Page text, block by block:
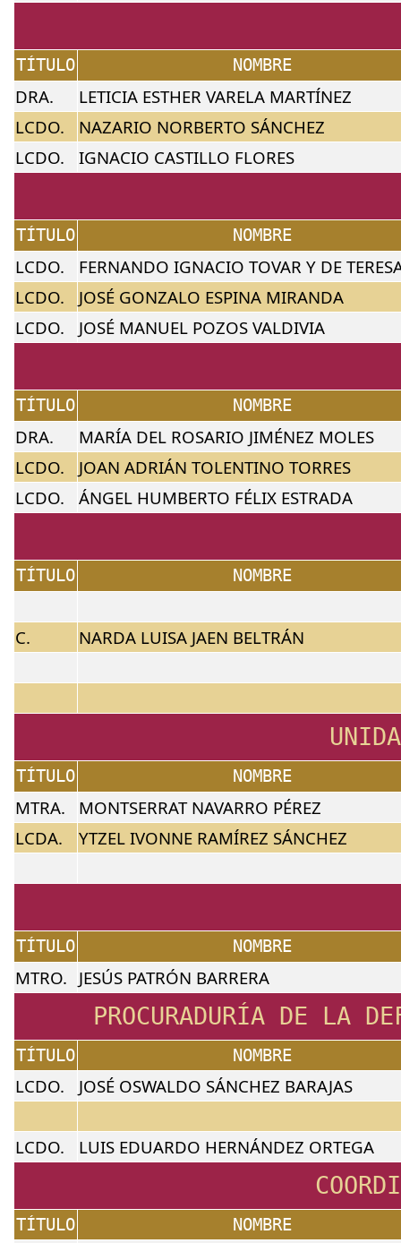
TÍTULO NOMBRE
DRA.
LETICIA ESTHER VARELA MARTÍNEZ
LCDO.
NAZARIO NORBERTO SÁNCHEZ
LCDO.
IGNACIO CASTILLO FLORES
TÍTULO NOMBRE
LCDO.
FERNANDO IGNACIO TOVAR Y DE
LCDO.
JOSÉ GONZALO ESPINA MIRANDA
LCDO.
JOSÉ MANUEL POZOS VALDIVIA
TÍTULO NOMBRE
DRA.
MARÍA DEL ROSARIO JIMÉNEZ MOLES
LCDO.
JOAN ADRIÁN TOLENTINO TORRES
LCDO.
ÁNGEL HUMBERTO FÉLIX ESTRADA
TÍTULO NOMBRE
C. NARDA LUISA JAEN BELTRÁN
TÍTULO NOMBRE
MTRA.
MONTSERRAT NAVARRO PÉREZ
LCDA.
YTZEL IVONNE RAMÍREZ SÁNCHEZ
TÍTULO NOMBRE
MTRO. JESÚS PATRÓN BARRERA
PROCURADURÍA DE LA
TÍTULO NOMBRE
LCDO. JOSÉ OSWALDO SÁNCHEZ BARAJAS
LCDO. LUIS EDUARDO HERNÁNDEZ ORTEGA
TÍTULO NOMBRE